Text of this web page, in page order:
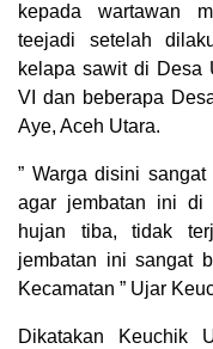
kepada wartawan
teejadi setelah
kelapa sawit di Desa
VI dan beberapa
Aye, Aceh Utara.
” Warga disini
agar jembatan ini di
hujan tiba, tidak
jembatan ini sangat
Kecamatan ” Ujar
Dikatakan Keuchik